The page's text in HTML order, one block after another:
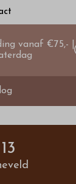
vanaf €75,- |